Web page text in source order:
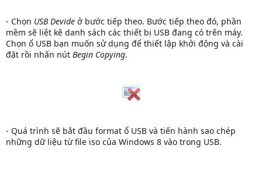
- Chọn USB Devide ở bước tiếp theo. Bước tiếp theo đó, phần
mềm sẽ liệt kê danh sách các thiết bị USB đang có trên máy.
Chọn ổ USB bạn muốn sử dụng để thiết lập khởi động và cài
đặt rồi nhấn nút Begin Copying.
- Quá trình sẽ bắt đầu format ổ USB và tiến hành sao chép
những dữ liệu từ file iso của Windows 8 vào trong USB.